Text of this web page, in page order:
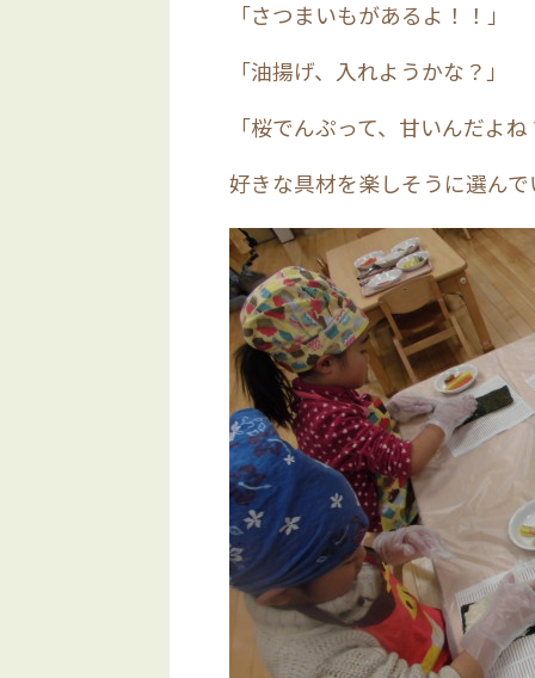
「さつまいもがあるよ！！」
「油揚げ、入れようかな？」
「桜でんぷって、甘いんだよね
好きな具材を楽しそうに選ん